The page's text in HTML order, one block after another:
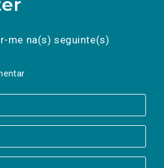
me na(s) seguinte(s)